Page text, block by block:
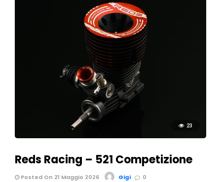
23
Reds Racing – 521 Competizione
Posted On 21 Maggio 2026 Gigi 0